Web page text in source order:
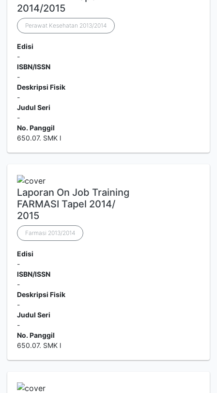
2014/2015
Perawat Kesehatan 2013/2014
Edisi
-
ISBN/ISSN
-
Deskripsi Fisik
-
Judul Seri
-
No. Panggil
650.07. SMK l
Laporan On Job Training
FARMASI Tapel 2014/
2015
Farmasi 2013/2014
Edisi
-
ISBN/ISSN
-
Deskripsi Fisik
-
Judul Seri
-
No. Panggil
650.07. SMK l